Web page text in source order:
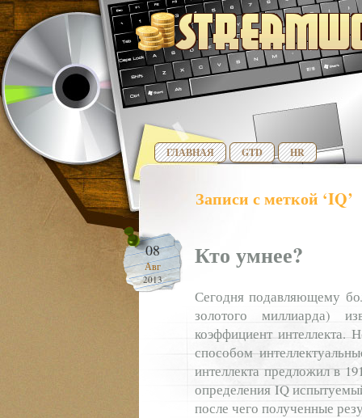
ГЛАВНАЯ GTD HR
Записи с меткой ‘IQ’
08
Авг
2013
Кто умнее?
Сегодня подавляющему
золотого миллиарда)
коэффициент интеллекта.
способом
интеллекта предложил в
определения IQ
после чего полученные